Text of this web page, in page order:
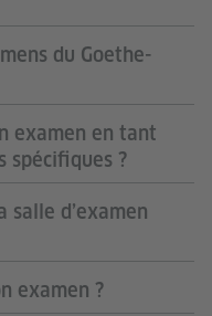
du Goethe-
examen en tant
spécifiques ?
d’examen
examen ?